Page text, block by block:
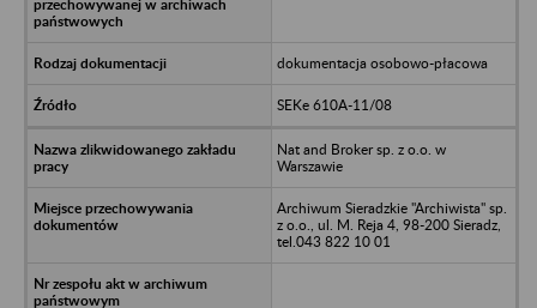
dokumentacja osobowo-płacowa
SEKe 610A-11/08
Nat and Broker sp. z o.o. w
Warszawie
Archiwum Sieradzkie "Archiwista" sp.
z o.o., ul. M. Reja 4, 98-200 Sieradz,
tel.043 822 10 01